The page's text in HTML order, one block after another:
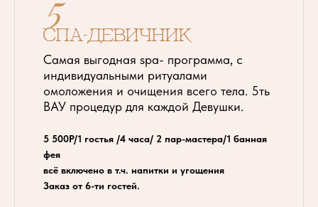
5
СПА-девичник
Самая выгодная spа- программа, с
индивидуальными ритуалами
омоложения и очищения всего тела. 5ть
ВАУ процедур для каждой Девушки.
5 500Р/1 гостья /4 часа/ 2 пар-мастера/1 банная
фея
всё включено в т.ч. напитки и угощения
Заказ от 6-ти гостей.